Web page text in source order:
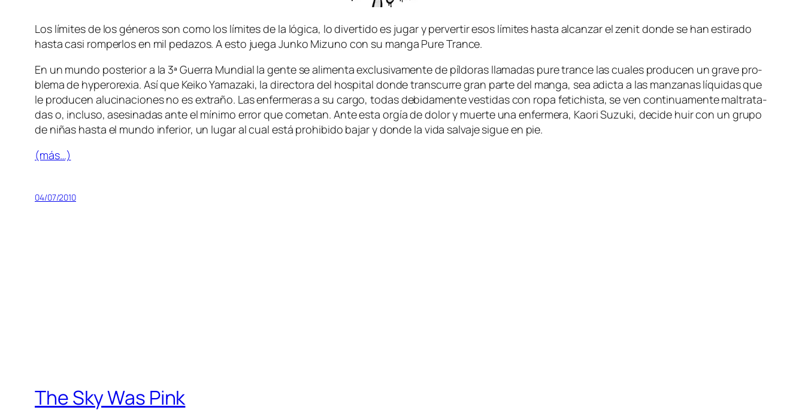
Los lí­mi­tes de los gé­ne­ros son co­mo los lí­mi­tes de la ló­gi­ca, lo di­ver­ti­do es ju­gar y per­ver­tir esos lí­mi­tes has­ta al­can­zar el ze­nit don­de se han es­ti­ra­do
has­ta ca­si rom­per­los en mil pe­da­zos. A es­to jue­ga Junko Mizuno con su man­ga Pure Trance.
En un mun­do pos­te­rior a la 3ª Guerra Mundial la gen­te se ali­men­ta ex­clu­si­va­men­te de píl­do­ras lla­ma­das pu­re tran­ce las cua­les pro­du­cen un gra­ve pro­
ble­ma de hy­pe­ro­re­xia. Así que Keiko Yamazaki, la di­rec­to­ra del hos­pi­tal don­de trans­cu­rre gran par­te del man­ga, sea adic­ta a las man­za­nas lí­qui­das que
le pro­du­cen alu­ci­na­cio­nes no es ex­tra­ño. Las en­fer­me­ras a su car­go, to­das de­bi­da­men­te ves­ti­das con ro­pa fe­ti­chis­ta, se ven con­ti­nua­men­te mal­tra­ta­
das o, in­clu­so, ase­si­na­das an­te el mí­ni­mo error que co­me­tan. Ante es­ta or­gía de do­lor y muer­te una en­fer­me­ra, Kaori Suzuki, de­ci­de huir con un gru­po
de ni­ñas has­ta el mun­do in­fe­rior, un lu­gar al cual es­tá prohi­bi­do ba­jar y don­de la vi­da sal­va­je si­gue en pie.
(más…)
04/07/2010
The Sky Was Pink